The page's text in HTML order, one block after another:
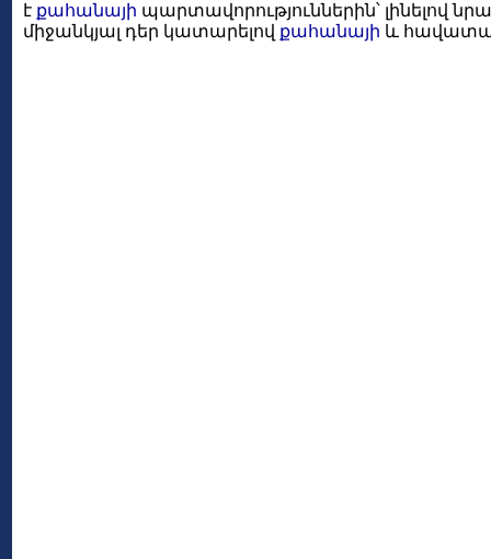
է քահանայի պարտավորություններին՝ լինելով
միջանկյալ դեր կատարելով քահանայի և